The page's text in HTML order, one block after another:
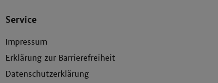
Service
Impressum
Erklärung zur Barrierefreiheit
Datenschutzerklärung